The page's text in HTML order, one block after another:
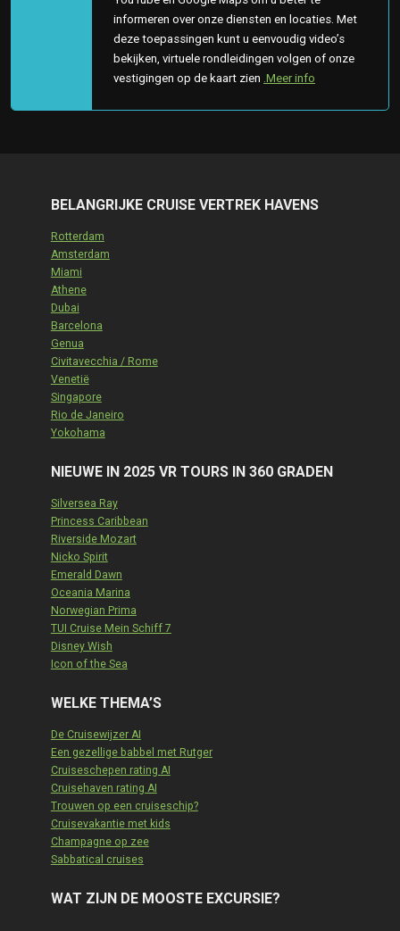
informeren over onze diensten en locaties. Met
deze toepassingen kunt u eenvoudig video’s
bekijken, virtuele rondleidingen volgen of onze
vestigingen op de kaart zien .Meer info
BELANGRIJKE CRUISE VERTREK HAVENS
Rotterdam
Amsterdam
Miami
Athene
Dubai
Barcelona
Genua
Civitavecchia / Rome
Venetië
Singapore
Rio de Janeiro
Yokohama
NIEUWE IN 2025 VR TOURS IN 360 GRADEN
Silversea Ray
Princess Caribbean
Riverside Mozart
Nicko Spirit
Emerald Dawn
Oceania Marina
Norwegian Prima
TUI Cruise Mein Schiff 7
Disney Wish
Icon of the Sea
WELKE THEMA’S
De Cruisewijzer AI
Een gezellige babbel met Rutger
Cruiseschepen rating AI
Cruisehaven rating AI
Trouwen op een cruiseschip?
Cruisevakantie met kids
Champagne op zee
Sabbatical cruises
WAT ZIJN DE MOOSTE EXCURSIE?